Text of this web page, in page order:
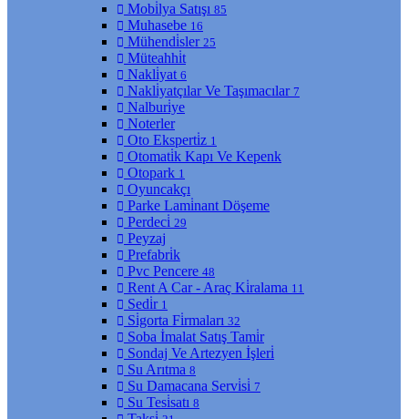
Mobi̇lya Satışı 85
Muhasebe 16
Mühendi̇sler 25
Müteahhi̇t
Nakli̇yat 6
Nakli̇yatçılar Ve Taşımacılar 7
Nalburi̇ye
Noterler
Oto Eksperti̇z 1
Otomati̇k Kapı Ve Kepenk
Otopark 1
Oyuncakçı
Parke Lami̇nant Döşeme
Perdeci̇ 29
Peyzaj
Prefabri̇k
Pvc Pencere 48
Rent A Car - Araç Ki̇ralama 11
Sedi̇r 1
Si̇gorta Fi̇rmaları 32
Soba İmalat Satış Tami̇r
Sondaj Ve Artezyen İşleri̇
Su Arıtma 8
Su Damacana Servi̇si̇ 7
Su Tesi̇satı 8